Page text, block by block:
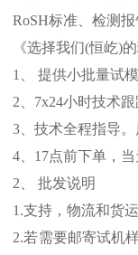
RoSH标准、检测报
《选择我们(恒屹)
1
、 提供小批量试模
2
7x24小时技术跟
3 、技术全程指导
4
17点前下单，
2 、 批发说明
1.支持，物流和货
2.若需要邮寄试机